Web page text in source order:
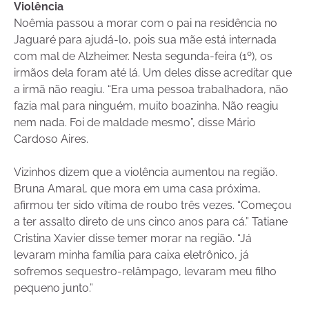
Violência
Noêmia passou a morar com o pai na residência no
Jaguaré para ajudá-lo, pois sua mãe está internada
com mal de Alzheimer. Nesta segunda-feira (1º), os
irmãos dela foram até lá. Um deles disse acreditar que
a irmã não reagiu. “Era uma pessoa trabalhadora, não
fazia mal para ninguém, muito boazinha. Não reagiu
nem nada. Foi de maldade mesmo”, disse Mário
Cardoso Aires.
Vizinhos dizem que a violência aumentou na região.
Bruna Amaral, que mora em uma casa próxima,
afirmou ter sido vítima de roubo três vezes. “Começou
a ter assalto direto de uns cinco anos para cá.” Tatiane
Cristina Xavier disse temer morar na região. “Já
levaram minha família para caixa eletrônico, já
sofremos sequestro-relâmpago, levaram meu filho
pequeno junto.”